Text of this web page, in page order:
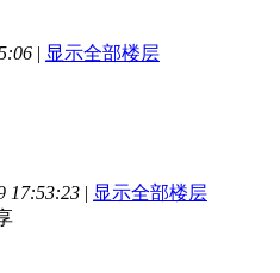
| 显示全部楼层
17:53:23 | 显示全部楼层